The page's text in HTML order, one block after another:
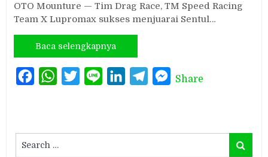
OTO Mounture — Tim Drag Race, TM Speed Racing
Team X Lupromax sukses menjuarai Sentul…
Baca selengkapnya
FacebookWhatsAppTwitterLine LinkedInTelegramMessenger
Share
for:
Search